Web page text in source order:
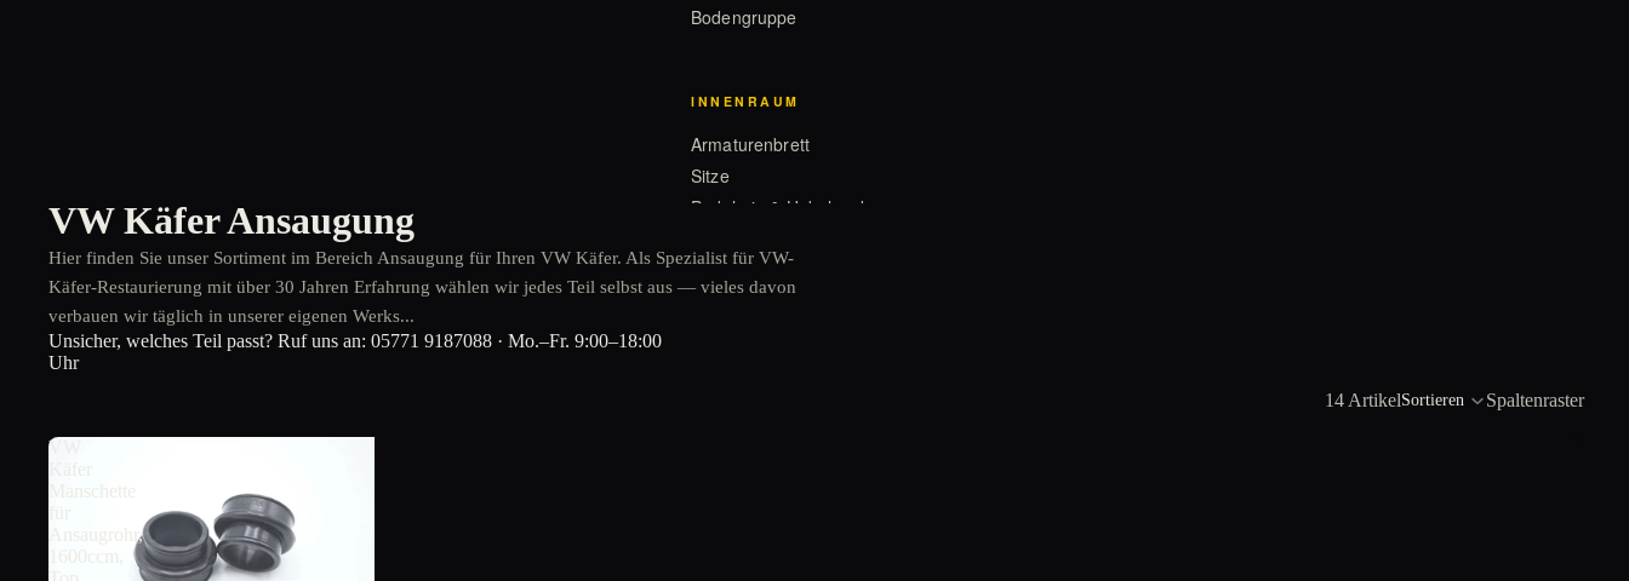
Bodengruppe
INNENRAUM
Armaturenbrett
Sitze
Pedalerie & Hebelwerk
ELEKTRIK
VW Käfer Ansaugung
Hier finden Sie unser Sortiment im Bereich Ansaugung für Ihren VW Käfer. Als Spezialist für VW-
Käfer-Restaurierung mit über 30 Jahren Erfahrung wählen wir jedes Teil selbst aus — vieles davon
verbauen wir täglich in unserer eigenen Werks...
Unsicher, welches Teil passt? Ruf uns an: 05771 9187088 · Mo.–Fr. 9:00–18:00
Uhr
14 ArtikelSortieren Spaltenraster
VW
Käfer
Manschette
für
Ansaugrohr,
1600ccm,